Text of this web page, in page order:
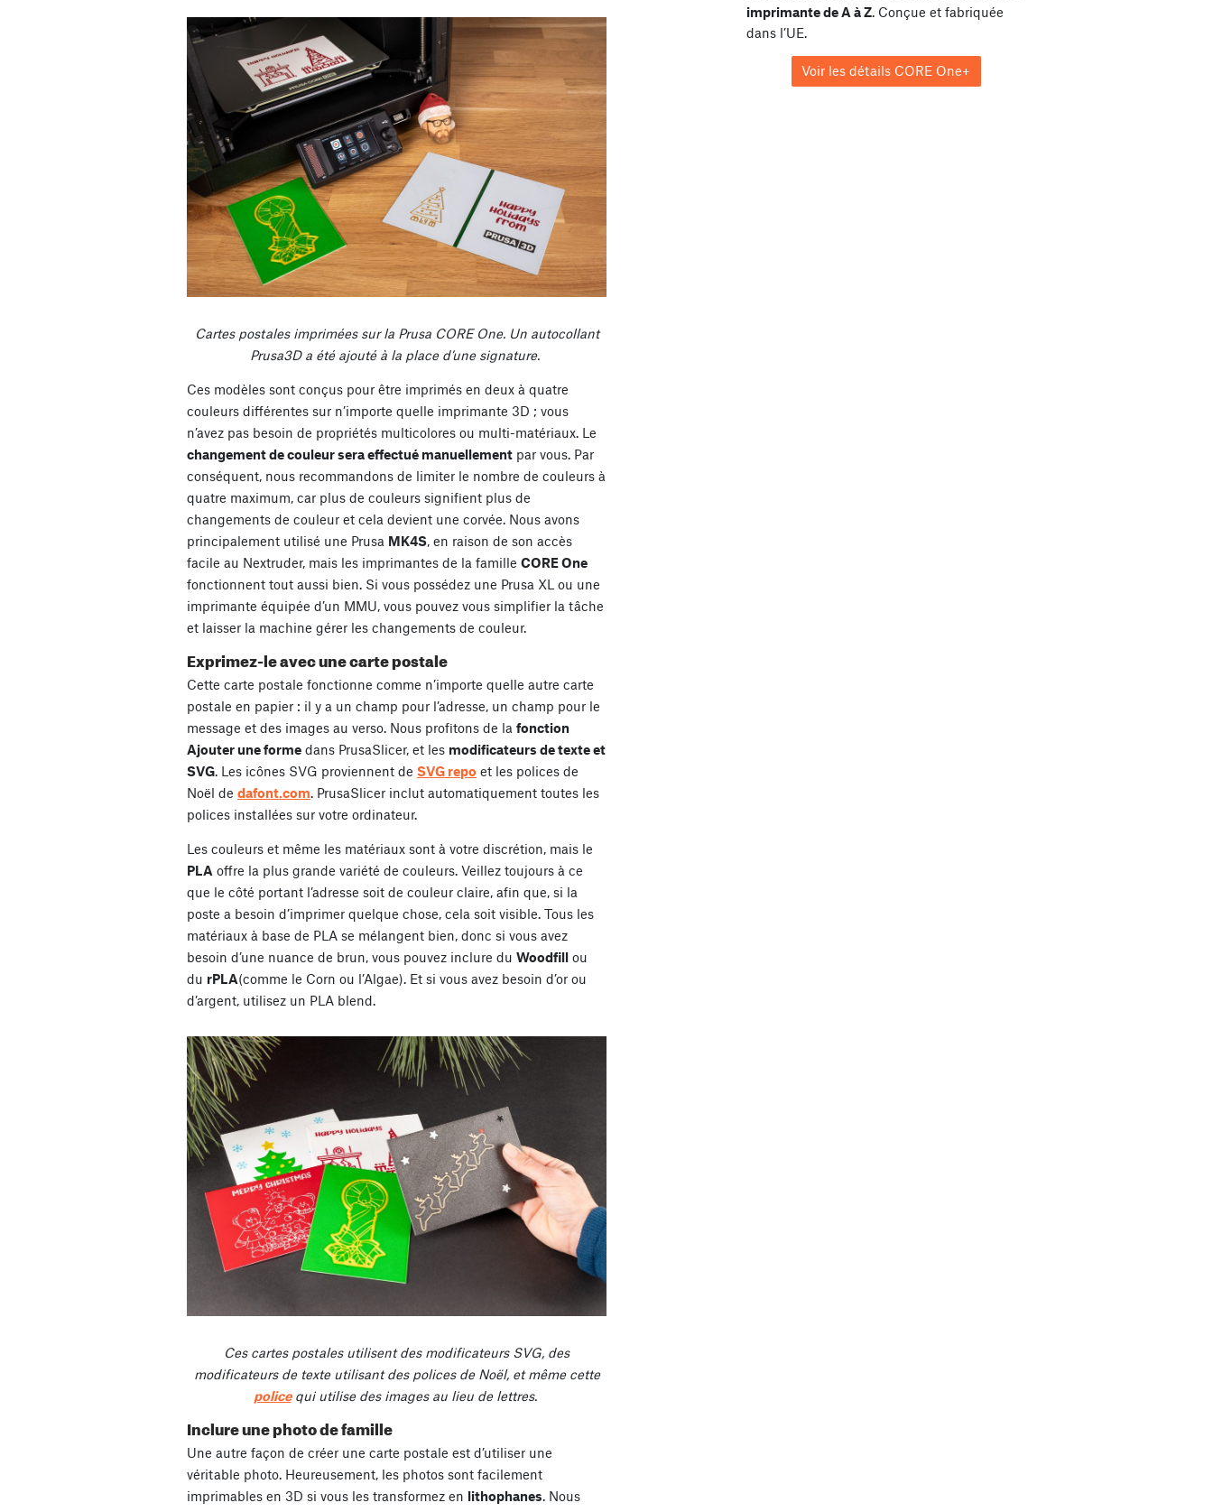
Cartes postales imprimées sur la Prusa CORE One. Un autocollant
Prusa3D a été ajouté à la place d’une signature.
Ces modèles sont conçus pour être imprimés en deux à quatre
couleurs différentes sur n’importe quelle imprimante 3D ; vous
n’avez pas besoin de propriétés multicolores ou multi-matériaux. Le
changement de couleur sera effectué manuellement par vous. Par
conséquent, nous recommandons de limiter le nombre de couleurs à
quatre maximum, car plus de couleurs signifient plus de
changements de couleur et cela devient une corvée. Nous avons
principalement utilisé une Prusa MK4S, en raison de son accès
facile au Nextruder, mais les imprimantes de la famille CORE One
fonctionnent tout aussi bien. Si vous possédez une Prusa XL ou une
imprimante équipée d’un MMU, vous pouvez vous simplifier la tâche
et laisser la machine gérer les changements de couleur.
Exprimez-le avec une carte postale
Cette carte postale fonctionne comme n’importe quelle autre carte
postale en papier : il y a un champ pour l’adresse, un champ pour le
message et des images au verso. Nous profitons de la fonction
Ajouter une forme dans PrusaSlicer, et les modificateurs de texte et
SVG. Les icônes SVG proviennent de SVG repo et les polices de
Noël de dafont.com. PrusaSlicer inclut automatiquement toutes les
polices installées sur votre ordinateur.
Les couleurs et même les matériaux sont à votre discrétion, mais le
PLA offre la plus grande variété de couleurs. Veillez toujours à ce
que le côté portant l’adresse soit de couleur claire, afin que, si la
poste a besoin d’imprimer quelque chose, cela soit visible. Tous les
matériaux à base de PLA se mélangent bien, donc si vous avez
besoin d’une nuance de brun, vous pouvez inclure du Woodfill ou
du rPLA(comme le Corn ou l’Algae). Et si vous avez besoin d’or ou
d’argent, utilisez un PLA blend.
Ces cartes postales utilisent des modificateurs SVG, des
modificateurs de texte utilisant des polices de Noël, et même cette
policequi utilise des images au lieu de lettres.
Inclure une photo de famille
Une autre façon de créer une carte postale est d’utiliser une
véritable photo. Heureusement, les photos sont facilement
imprimables en 3D si vous les transformez en lithophanes. Nous
imprimante de A à Z. Conçue et fabriquée
dans l’UE.
Voir les détails CORE One+